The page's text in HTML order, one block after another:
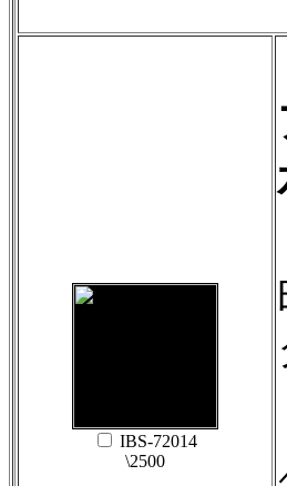
IBS-72014
\2500